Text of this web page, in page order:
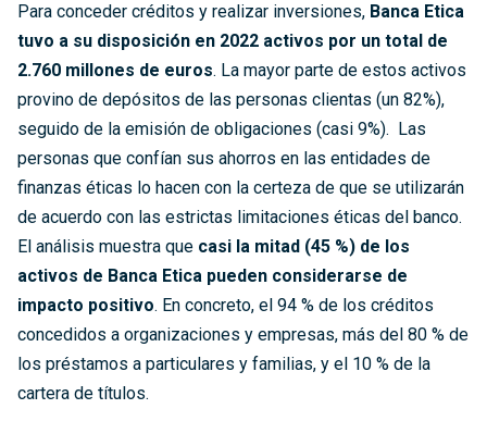
Para conceder créditos y realizar inversiones, Banca Etica
tuvo a su disposición en 2022 activos por un total de
2.760 millones de euros. La mayor parte de estos activos
provino de depósitos de las personas clientas (un 82%),
seguido de la emisión de obligaciones (casi 9%). Las
personas que confían sus ahorros en las entidades de
finanzas éticas lo hacen con la certeza de que se utilizarán
de acuerdo con las estrictas limitaciones éticas del banco.
El análisis muestra que casi la mitad (45 %) de los
activos de Banca Etica pueden considerarse de
impacto positivo. En concreto, el 94 % de los créditos
concedidos a organizaciones y empresas, más del 80 % de
los préstamos a particulares y familias, y el 10 % de la
cartera de títulos.